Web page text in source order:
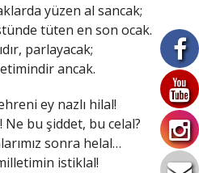
yüzen al sancak;
tüten en son ocak.
parlayacak;
ancak.
ey nazlı hilal!
Ne bu şiddet, bu celal?
sonra helal…
istiklal!